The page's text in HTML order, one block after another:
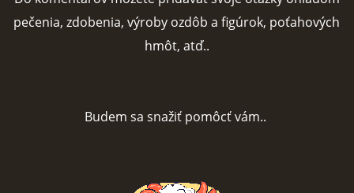
NAJČASTEJŠIE OTÁZKY
FOTOPOSTUPY
pečenia, zdobenia, výroby ozdôb a figúrok, poťahových
hmôt, atď..
Budem sa snažiť pomôcť vám..